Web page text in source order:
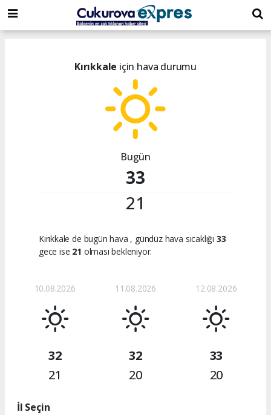
dini
chat
islami
chat
islami
sohbetler
Kırıkkale için hava durumu
Bugün
33
21
Kırıkkale de bugün hava , gündüz hava sıcaklığı 33
gece ise 21 olması bekleniyor.
10.08.2026
32
21
11.08.2026
32
20
12.08.2026
33
20
İl Seçin